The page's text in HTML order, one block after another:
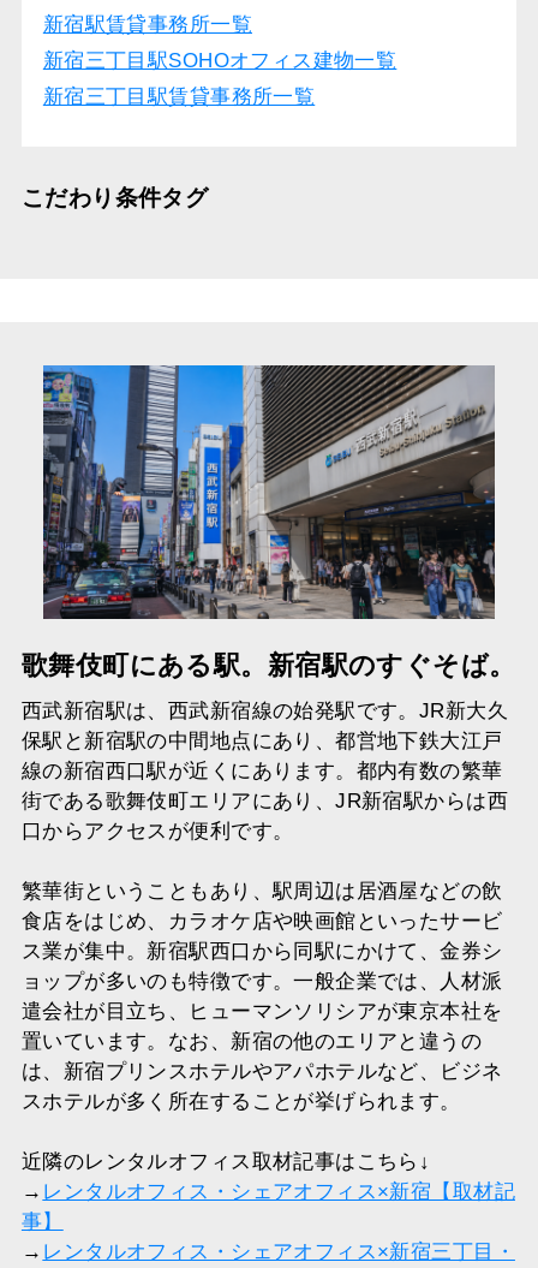
新宿駅賃貸事務所一覧
新宿三丁目駅SOHOオフィス建物一覧
新宿三丁目駅賃貸事務所一覧
こだわり条件タグ
歌舞伎町にある駅。新宿駅のすぐそば。
西武新宿駅は、西武新宿線の始発駅です。JR新大久
保駅と新宿駅の中間地点にあり、都営地下鉄大江戸
線の新宿西口駅が近くにあります。都内有数の繁華
街である歌舞伎町エリアにあり、JR新宿駅からは西
口からアクセスが便利です。
繁華街ということもあり、駅周辺は居酒屋などの飲
食店をはじめ、カラオケ店や映画館といったサービ
ス業が集中。新宿駅西口から同駅にかけて、金券シ
ョップが多いのも特徴です。一般企業では、人材派
遣会社が目立ち、ヒューマンソリシアが東京本社を
置いています。なお、新宿の他のエリアと違うの
は、新宿プリンスホテルやアパホテルなど、ビジネ
スホテルが多く所在することが挙げられます。
近隣のレンタルオフィス取材記事はこちら↓
→ レンタルオフィス・シェアオフィス×新宿【取材記
事】
→ レンタルオフィス・シェアオフィス×新宿三丁目・